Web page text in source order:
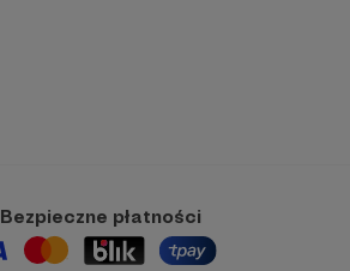
Bezpieczne płatności